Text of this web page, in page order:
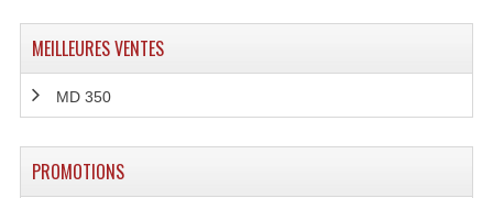
MEILLEURES VENTES
MD 350
PROMOTIONS